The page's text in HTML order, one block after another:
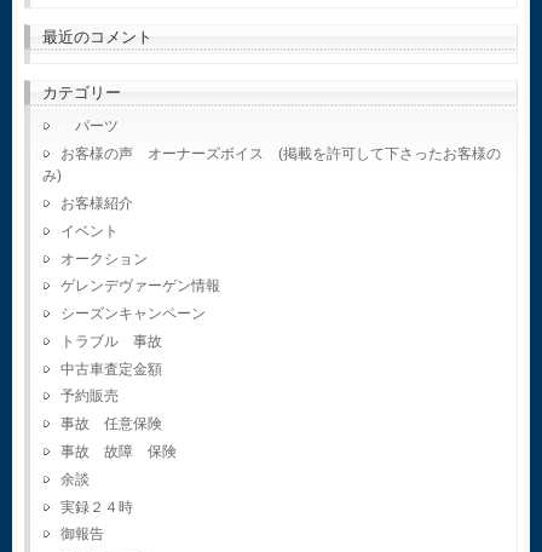
最近のコメント
カテゴリー
パーツ
お客様の声 オーナーズボイス (掲載を許可して下さったお客様の
み)
お客様紹介
イベント
オークション
ゲレンデヴァーゲン情報
シーズンキャンペーン
トラブル 事故
中古車査定金額
予約販売
事故 任意保険
事故 故障 保険
余談
実録２４時
御報告